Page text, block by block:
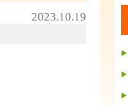
2023.10.19